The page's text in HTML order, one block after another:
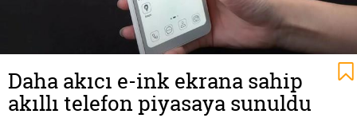
Daha akıcı e-ink ekrana sahip
akıllı telefon piyasaya sunuldu